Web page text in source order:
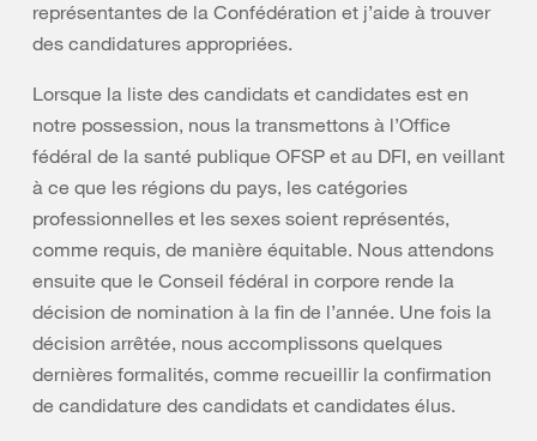
représentantes de la Confédération et j’aide à trouver
des candidatures appropriées.
Lorsque la liste des candidats et candidates est en
notre possession, nous la transmettons à l’Office
fédéral de la santé publique OFSP et au DFI, en veillant
à ce que les régions du pays, les catégories
professionnelles et les sexes soient représentés,
comme requis, de manière équitable. Nous attendons
ensuite que le Conseil fédéral in corpore rende la
décision de nomination à la fin de l’année. Une fois la
décision arrêtée, nous accomplissons quelques
dernières formalités, comme recueillir la confirmation
de candidature des candidats et candidates élus.